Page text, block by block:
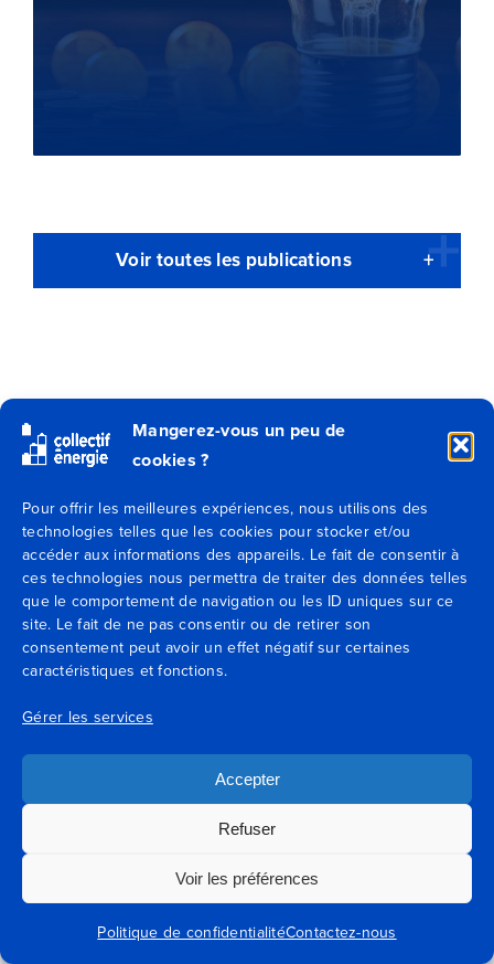
Mangerez-vous un peu de
cookies ?
Pour offrir les meilleures expériences, nous utilisons des
technologies telles que les cookies pour stocker et/ou
accéder aux informations des appareils. Le fait de consentir à
ces technologies nous permettra de traiter des données telles
que le comportement de navigation ou les ID uniques sur ce
site. Le fait de ne pas consentir ou de retirer son
consentement peut avoir un effet négatif sur certaines
caractéristiques et fonctions.
Gérer les services
Accepter
Refuser
Voir les préférences
Politique de confidentialitéContactez-nous
Voir toutes les publications
Qui sommes-nous ?
Secteurs
Expertises
Agences